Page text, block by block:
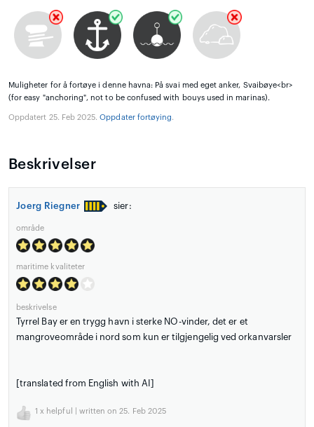
Muligheter for å fortøye i denne havna: På svai med eget anker, Svaibøye<br>
(for easy "anchoring", not to be confused with bouys used in marinas).
Oppdatert 25. Feb 2025.Oppdater fortøying.
Beskrivelser
Joerg Riegner sier:
område
maritime kvaliteter
beskrivelse
Tyrrel Bay er en trygg havn i sterke NO-vinder, det er et
mangroveområde i nord som kun er tilgjengelig ved orkanvarsler
[translated from English with AI]
1 x helpful | written on 25. Feb 2025